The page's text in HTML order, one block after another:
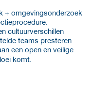
+ omgevingsonderzoek
cultuurverschillen
teams presteren
een open en veilige
komt.